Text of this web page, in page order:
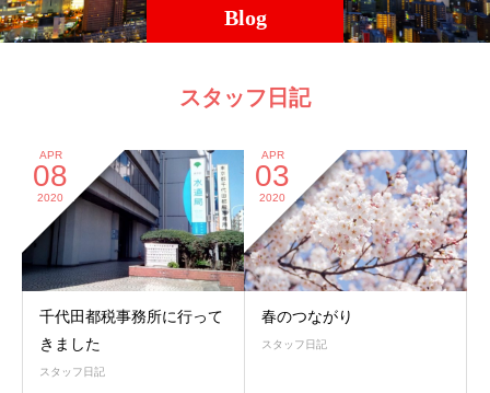
Blog
スタッフ日記
APR
08
2020
千代田都税事務所に行って
きました
スタッフ日記
APR
03
2020
春のつながり
スタッフ日記